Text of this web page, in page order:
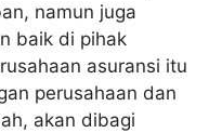
namun juga
baik di pihak
asuransi itu
perusahaan dan
akan dibagi